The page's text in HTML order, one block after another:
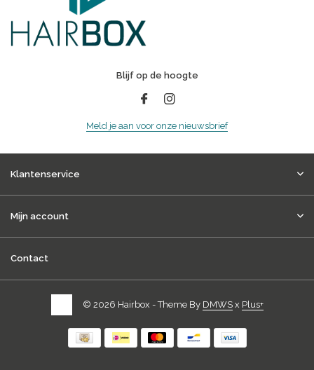
Blijf op de hoogte
Meld je aan voor onze nieuwsbrief
Klantenservice
Mijn account
Contact
© 2026 Hairbox - Theme By DMWSx Plus+